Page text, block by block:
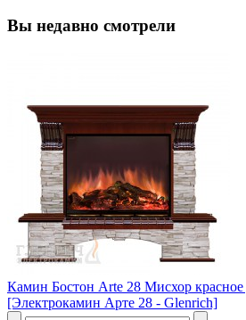
Вы недавно смотрели
Камин Бостон Arte 28 Мисхор красное
[Электрокамин Арте 28 - Glenrich]